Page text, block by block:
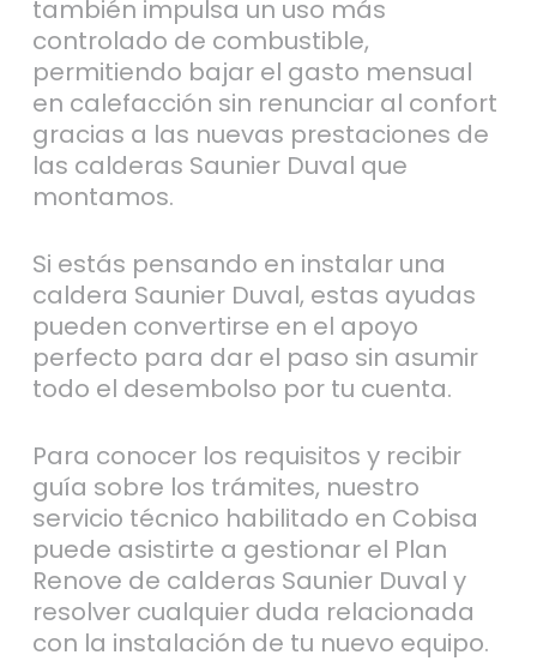
también impulsa un uso más
controlado de combustible,
permitiendo bajar el gasto mensual
en calefacción sin renunciar al confort
gracias a las nuevas prestaciones de
las calderas Saunier Duval que
montamos.
Si estás pensando en instalar una
caldera Saunier Duval, estas ayudas
pueden convertirse en el apoyo
perfecto para dar el paso sin asumir
todo el desembolso por tu cuenta.
Para conocer los requisitos y recibir
guía sobre los trámites, nuestro
servicio técnico habilitado en Cobisa
puede asistirte a gestionar el Plan
Renove de calderas Saunier Duval y
resolver cualquier duda relacionada
con la instalación de tu nuevo equipo.